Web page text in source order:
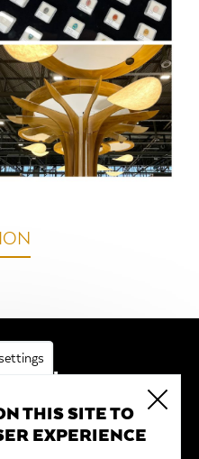
THIS SITE TO
EXPERIENCE